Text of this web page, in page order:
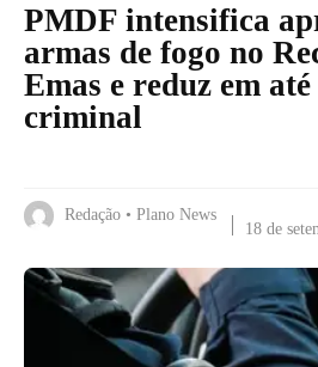
PMDF intensifica
armas de fogo no
Emas e reduz em
criminal
Redação • Plano News
18 de